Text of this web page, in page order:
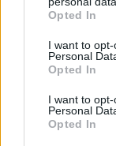
grant or deny
use your data for
consent section.
Opted In
I want to
Personal
Opted In
I want to
Personal
Opted In
μουσικής,
κατάσταση,
• Όραμα και
υπερεθνικές
πολιτικών,